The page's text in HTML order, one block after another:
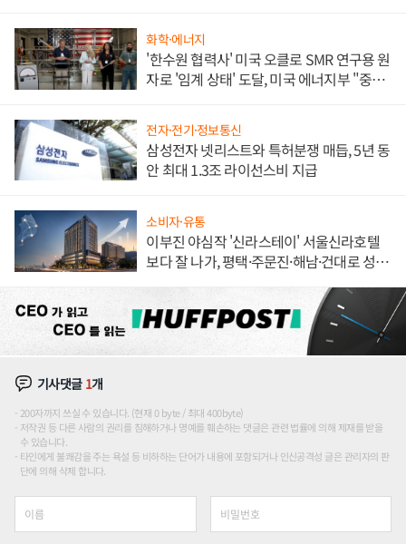
화학·에너지
'한수원 협력사' 미국 오클로 SMR 연구용 원
자로 '임계 상태' 도달, 미국 에너지부 "중요
전자·전기·정보통신
삼성전자 넷리스트와 특허분쟁 매듭, 5년 동
안 최대 1.3조 라이선스비 지급
소비자·유통
이부진 야심작 '신라스테이' 서울신라호텔
보다 잘 나가, 평택·주문진·해남·건대로 성
기사댓글 1개
200자까지 쓰실 수 있습니다. (현재 0 byte / 최대 400byte)
저작권 등 다른 사람의 권리를 침해하거나 명예를 훼손하는 댓글은 관련 법률에 의해 제재를 받을
수 있습니다.
타인에게 불쾌감을 주는 욕설 등 비하하는 단어가 내용에 포함되거나 인신공격성 글은 관리자의 판
단에 의해 삭제 합니다.